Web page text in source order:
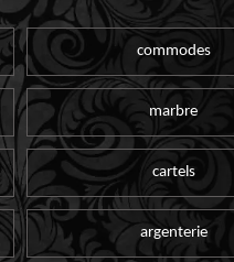
commodes
marbre
cartels
argenterie